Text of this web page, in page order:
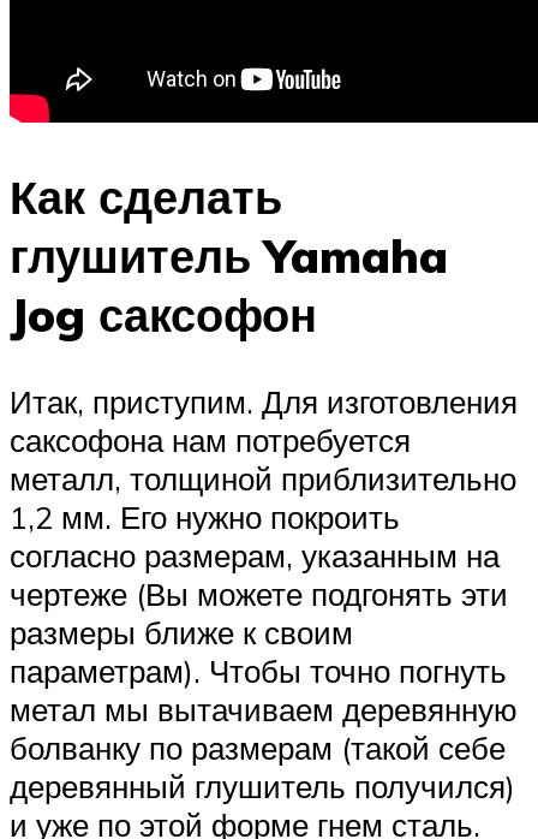
Как сделать
глушитель Yamaha
Jog саксофон
Итак, приступим. Для изготовления
саксофона нам потребуется
металл, толщиной приблизительно
1,2 мм. Его нужно покроить
согласно размерам, указанным на
чертеже (Вы можете подгонять эти
размеры ближе к своим
параметрам). Чтобы точно погнуть
метал мы вытачиваем деревянную
болванку по размерам (такой себе
деревянный глушитель получился)
и уже по этой форме гнем сталь.